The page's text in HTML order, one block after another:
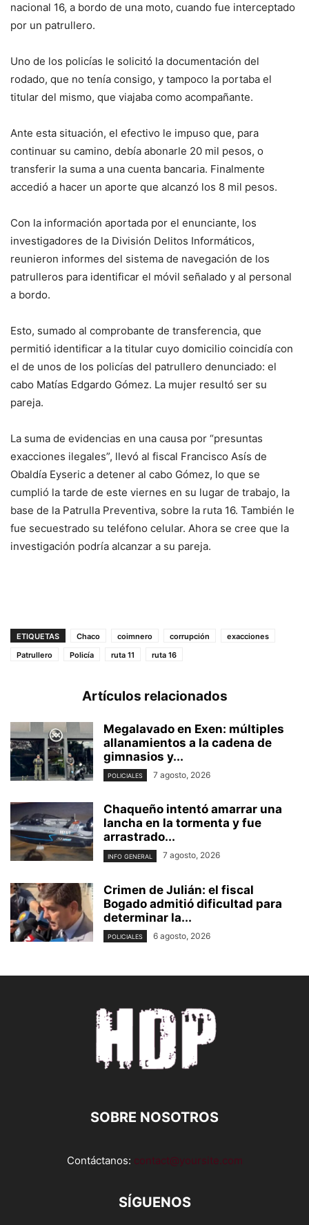
nacional 16, a bordo de una moto, cuando fue interceptado
por un patrullero.
Uno de los policías le solicitó la documentación del
rodado, que no tenía consigo, y tampoco la portaba el
titular del mismo, que viajaba como acompañante.
Ante esta situación, el efectivo le impuso que, para
continuar su camino, debía abonarle 20 mil pesos, o
transferir la suma a una cuenta bancaria. Finalmente
accedió a hacer un aporte que alcanzó los 8 mil pesos.
Con la información aportada por el enunciante, los
investigadores de la División Delitos Informáticos,
reunieron informes del sistema de navegación de los
patrulleros para identificar el móvil señalado y al personal
a bordo.
Esto, sumado al comprobante de transferencia, que
permitió identificar a la titular cuyo domicilio coincidía con
el de unos de los policías del patrullero denunciado: el
cabo Matías Edgardo Gómez. La mujer resultó ser su
pareja.
La suma de evidencias en una causa por “presuntas
exacciones ilegales”, llevó al fiscal Francisco Asís de
Obaldía Eyseric a detener al cabo Gómez, lo que se
cumplió la tarde de este viernes en su lugar de trabajo, la
base de la Patrulla Preventiva, sobre la ruta 16. También le
fue secuestrado su teléfono celular. Ahora se cree que la
investigación podría alcanzar a su pareja.
ETIQUETAS Chaco coimnero corrupción
exacciones
Patrullero
Policía ruta 11 ruta 16
Artículos relacionados
Megalavado en Exen: múltiples
allanamientos a la cadena de
gimnasios y...
POLICIALES 7 agosto, 2026
Chaqueño intentó amarrar una
lancha en la tormenta y fue
arrastrado...
INFO GENERAL 7 agosto, 2026
Crimen de Julián: el fiscal
Bogado admitió dificultad para
determinar la...
POLICIALES 6 agosto, 2026
SOBRE NOSOTROS
Contáctanos: contact@yoursite.com
SÍGUENOS